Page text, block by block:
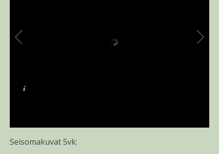
Seisomakuvat 5vk: